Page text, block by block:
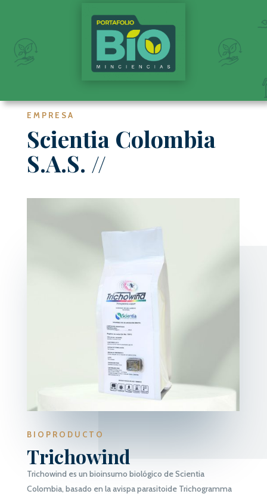
EMPRESA
Scientia Colombia
S.A.S. //
BIOPRODUCTO
Trichowind
Trichowind es un bioinsumo biológico deScientia
Colombia, basado en la avispa parasitoide Trichogramma